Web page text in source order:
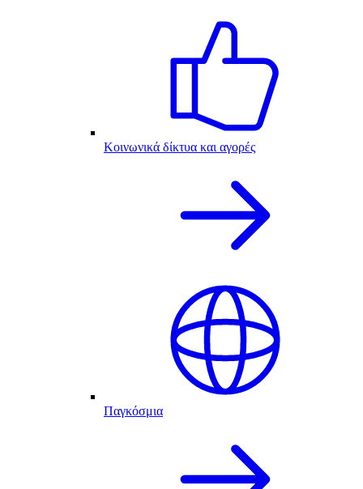
Κοινωνικά δίκτυα και αγορές
Παγκόσμια